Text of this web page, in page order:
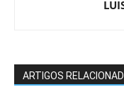
ARTIGOS